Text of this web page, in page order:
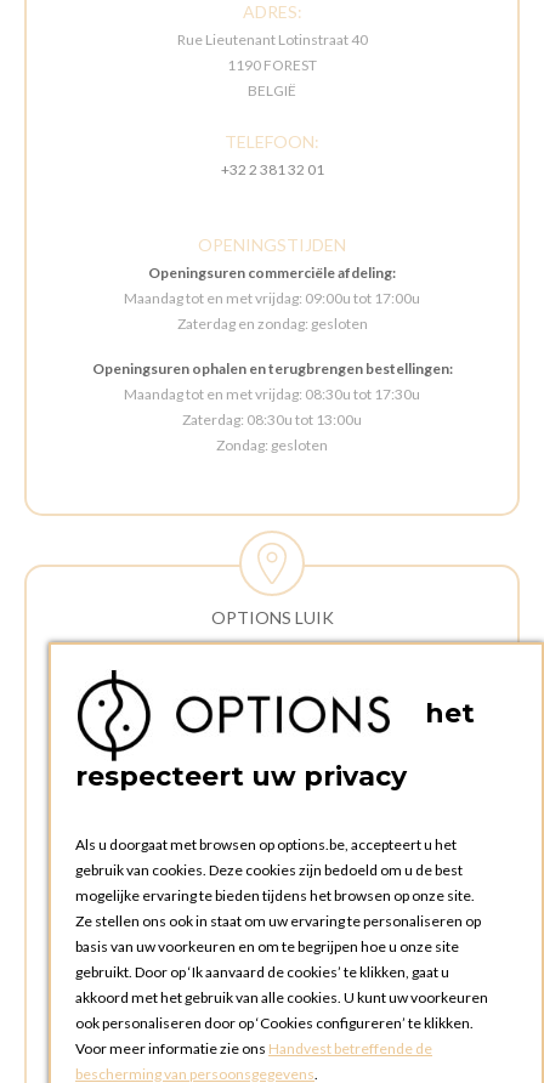
ADRES:
Rue Lieutenant Lotinstraat 40
1190 FOREST
BELGIË
TELEFOON:
+32 2 381 32 01
OPENINGSTIJDEN
Openingsuren commerciële afdeling:
Maandag tot en met vrijdag: 09:00u tot 17:00u
Zaterdag en zondag: gesloten
Openingsuren ophalen en terugbrengen bestellingen:
Maandag tot en met vrijdag: 08:30u tot 17:30u
Zaterdag: 08:30u tot 13:00u
Zondag: gesloten
OPTIONS LUIK
Rue Delvaux 21
4340 AWANS (Othee)
OPENINGSTIJDEN
Openingsuren commerciële afdeling:
Maandag tot en met vrijdag: 09:00u tot 17:00u
Zaterdag en zondag: gesloten
Openingsuren ophalen en terugbrengen bestellingen:
Maandag tot en met vrijdag: 08:30u tot 17:30u
Zaterdag en zondag : gesloten (afhaling via box mogelijk)
het
respecteert uw privacy
Als u doorgaat met browsen op options.be, accepteert u het
gebruik van cookies. Deze cookies zijn bedoeld om u de best
mogelijke ervaring te bieden tijdens het browsen op onze site.
Ze stellen ons ook in staat om uw ervaring te personaliseren op
basis van uw voorkeuren en om te begrijpen hoe u onze site
gebruikt. Door op ‘Ik aanvaard de cookies’ te klikken, gaat u
akkoord met het gebruik van alle cookies. U kunt uw voorkeuren
ook personaliseren door op ‘Cookies configureren’ te klikken.
Voor meer informatie zie ons Handvest betreffende de
bescherming van persoonsgegevens.